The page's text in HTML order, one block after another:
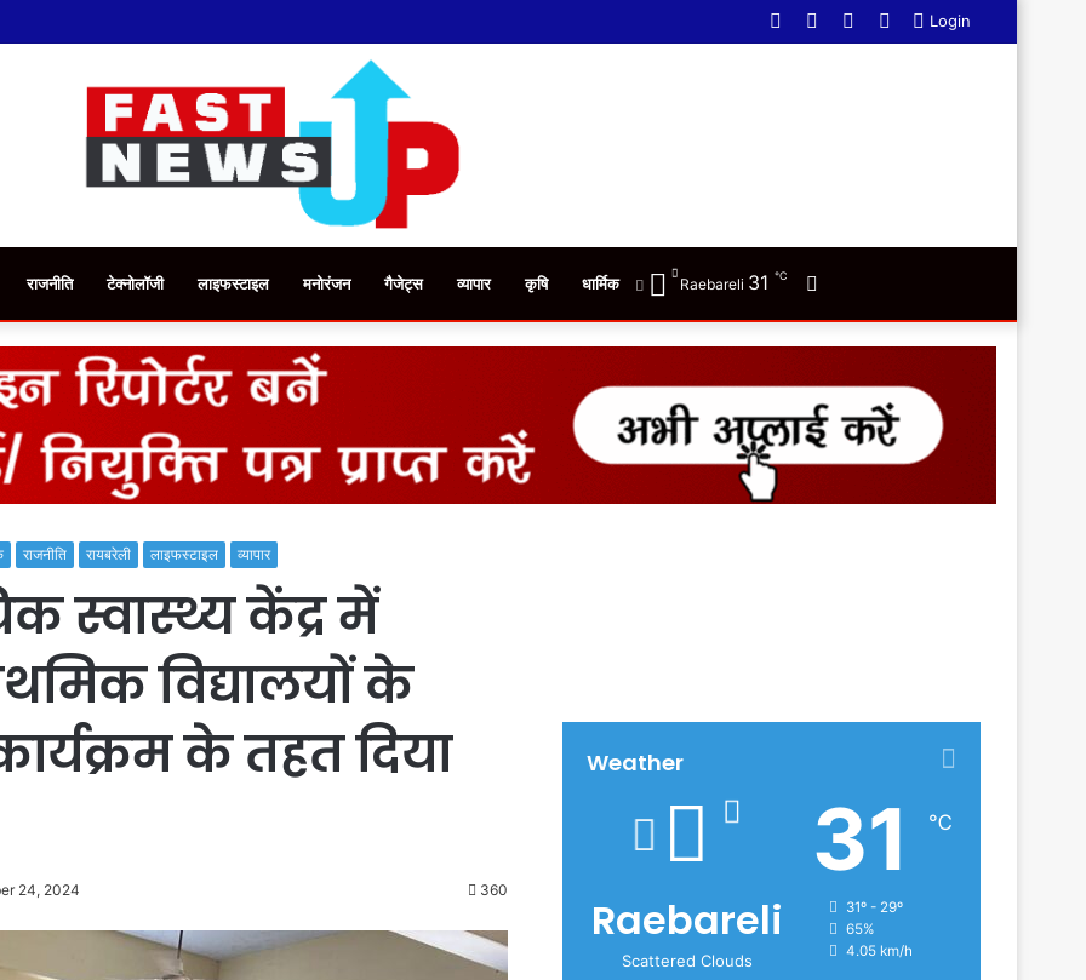
Login
WhatsApp
YouTube
Twitter
Facebook
राजनीति टेक्नोलॉजी लाइफस्टाइल मनोरंजन गैजेट्स व्यापार कृषि धार्मिक
skin
Raebareli 31 ℃
राजनीति रायबरेली लाइफस्टाइल व्यापार
स्वास्थ्य केंद्र में
विद्यालयों के
के तहत दिया
24, 2024 360
Weather
Raebareli
Scattered Clouds
31 ℃
31º - 29º
65%
4.05 km/h